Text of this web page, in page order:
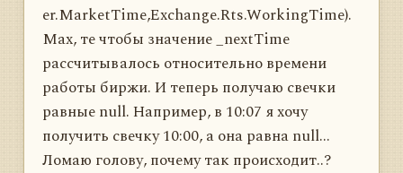
er.MarketTime,Exchange.Rts.WorkingTime).
Max, те чтобы значение _nextTime
рассчитывалось относительно времени
работы биржи. И теперь получаю свечки
равные null. Например, в 10:07 я хочу
получить свечку 10:00, а она равна null...
Ломаю голову, почему так происходит..?